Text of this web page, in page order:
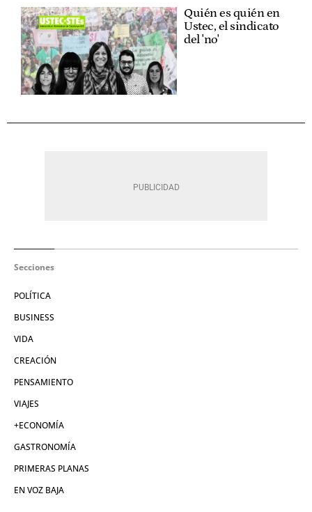
Quién es quién en
Ustec, el sindicato
del 'no'
Secciones
POLÍTICA
BUSINESS
VIDA
CREACIÓN
PENSAMIENTO
VIAJES
+ECONOMÍA
GASTRONOMÍA
PRIMERAS PLANAS
EN VOZ BAJA